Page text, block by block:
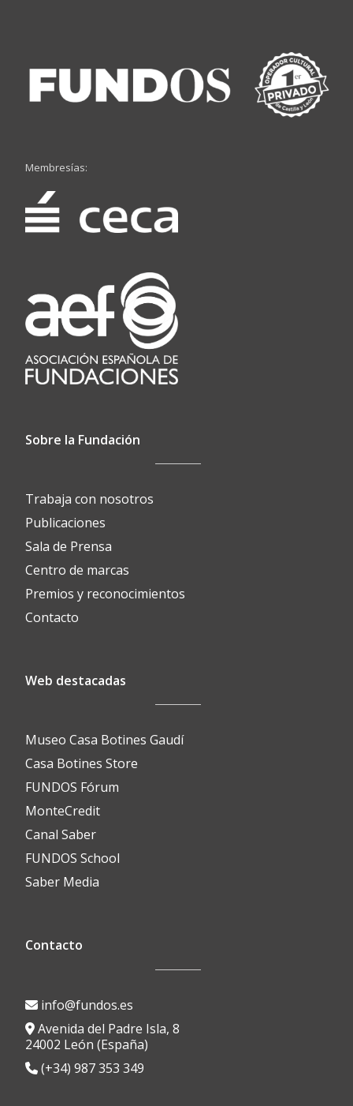
Membresías:
Sobre la Fundación
Trabaja con nosotros
Publicaciones
Sala de Prensa
Centro de marcas
Premios y reconocimientos
Contacto
Web destacadas
Museo Casa Botines Gaudí
Casa Botines Store
FUNDOS Fórum
MonteCredit
Canal Saber
FUNDOS School
Saber Media
Contacto
info@fundos.es
Avenida del Padre Isla, 8
24002 León (España)
(+34) 987 353 349